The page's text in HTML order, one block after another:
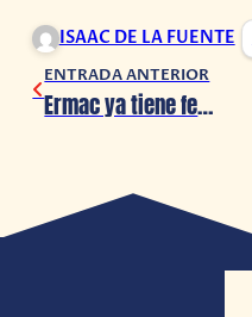
ISAAC DE LA FUENTE
ENTRADA ANTERIOR
Ermac ya tiene fecha de llegada a Mortal Kombat 1